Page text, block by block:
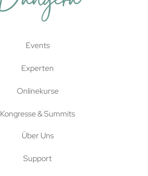
Events
Experten
Onlinekurse
Kongresse & Summits
Über Uns
Support